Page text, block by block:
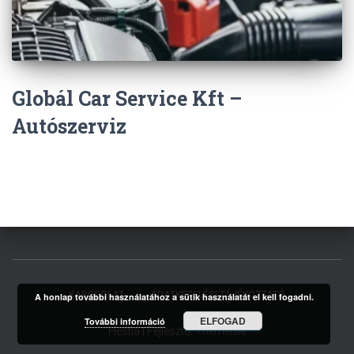
Globál Car Service Kft –
Autószerviz
KAPCSOLAT ADATKEZELÉSI TÁJÉKOZTATÓ
Hestia | Fejlesztő:ThemeIsle
A honlap további használatához a sütik használatát el kell fogadni.
További információ ELFOGAD